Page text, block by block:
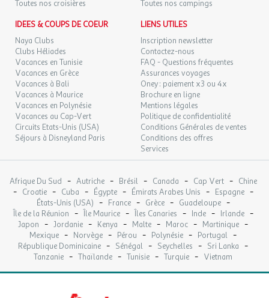
Salon avec banquette convertible.
Cuisine aménagée comprenant : réfrigérateur avec congélateur,
plaque de cuisson à induction, cafetière à filtre, bouilloire, service
à vaisselle.
1 chambre avec un lit double (140 x190), rangements
1 chambre avec 3 lits : 1 lit superposéuniquement pour enfant
80x 190), deux lits simple en dessous ( 80x 190) et rangement
faut enlever un lit simple pour pouvoir installer un lit bébé dans
la chambre des enfants),
1 salle de douche, lavabo, placard.
Informations pratiques
Les lits disposent chacun d'un protège matelas, d'une couette et
d'un oreiller 60/60.
Possibilité de louer, chaise bébé, lit bébé, et draps.
VEN.
SEPT.
99 €/hébergement
Retour le
SAM.
12
SEPT.
99 €
DIM.
13 99 €
Retour le
LUN.
14
SEPT.
99 €/hébergement
Retour le
16/09/2026
15
SEPT.
17/09/2026
MER.
16
SEPT.
99 €/hébergement
Retour le
18/09/2026
JEU.
17 99 € /hébergement
Retour le
19/09/2026
99 €
Toutes nos croisières
Toutes nos campings
IDEES & COUPS DE COEUR
Naya Clubs
Clubs Héliades
Vacances en Tunisie
Vacances en Grèce
Vacances à Bali
Vacances à Maurice
Vacances en Polynésie
Vacances au Cap-Vert
Circuits Etats-Unis (USA)
Séjours à Disneyland Paris
LIENS UTILES
Inscription newsletter
Contactez-nous
FAQ - Questions fréquentes
Assurances voyages
Oney : paiement x3 ou 4x
Brochure en ligne
Mentions légales
Politique de confidentialité
Conditions Générales de ventes
Conditions des offres
Services
Afrique Du Sud - Autriche - Brésil - Canada - Cap Vert - Chine
- Croatie - Cuba - Égypte - Émirats Arabes Unis - Espagne -
États-Unis (USA) - France - Grèce - Guadeloupe -
Île de la Réunion - Île Maurice - Îles Canaries - Inde - Irlande -
Japon - Jordanie - Kenya - Malte - Maroc - Martinique -
Mexique - Norvège - Pérou - Polynésie - Portugal -
République Dominicaine - Sénégal - Seychelles - Sri Lanka -
Tanzanie - Thaïlande - Tunisie - Turquie - Vietnam